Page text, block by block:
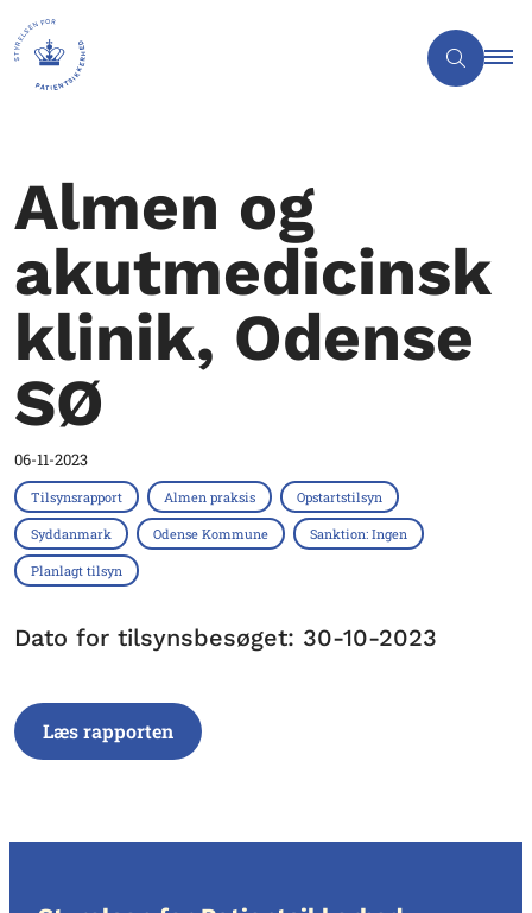
Almen og
akutmedicinsk
klinik, Odense
SØ
06-11-2023
Tilsynsrapport Almen praksis Opstartstilsyn
Syddanmark Odense Kommune Sanktion: Ingen
Planlagt tilsyn
Dato for tilsynsbesøget: 30-10-2023
Læs rapporten